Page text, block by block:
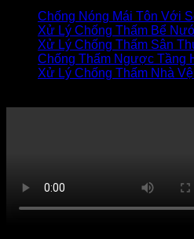
Chống Nóng Mái Tôn Với
Xử Lý Chống Thấm Bể
Xử Lý Chống Thấm Sân
Chống Thấm Ngược Tầng
Xử Lý Chống Thấm Nhà